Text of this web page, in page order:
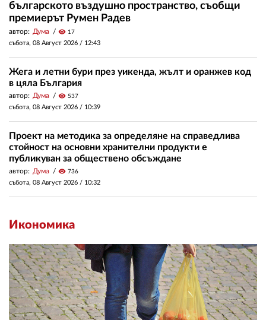
българското въздушно пространство, съобщи
премиерът Румен Радев
автор: Дума visibility 17
събота, 08 Август 2026 / 12:43
Жега и летни бури през уикенда, жълт и оранжев код
в цяла България
автор: Дума visibility 537
събота, 08 Август 2026 / 10:39
Проект на методика за определяне на справедлива
стойност на основни хранителни продукти е
публикуван за обществено обсъждане
автор: Дума visibility 736
събота, 08 Август 2026 / 10:32
Икономика